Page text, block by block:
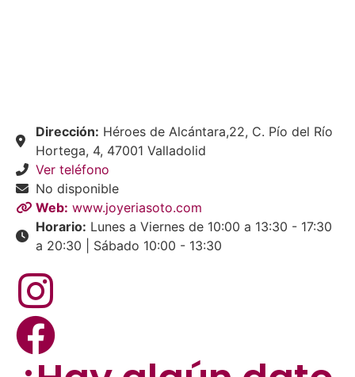
Dirección: Héroes de Alcántara,22, C. Pío del Río
Hortega, 4, 47001 Valladolid
Ver teléfono
No disponible
Web: www.joyeriasoto.com
Horario: Lunes a Viernes de 10:00 a 13:30 - 17:30
a 20:30 | Sábado 10:00 - 13:30